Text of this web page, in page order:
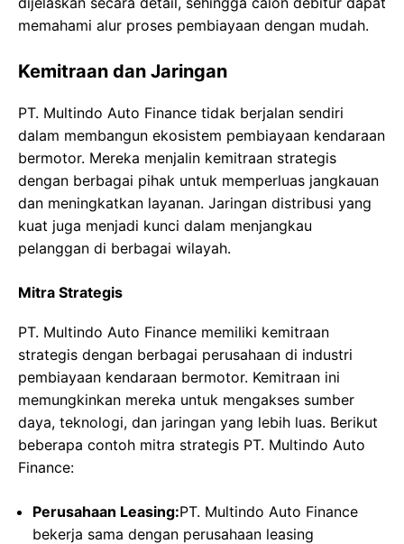
memahami alur proses pembiayaan dengan mudah.
Kemitraan dan Jaringan
PT. Multindo Auto Finance tidak berjalan sendiri
dalam membangun ekosistem pembiayaan kendaraan
bermotor. Mereka menjalin kemitraan strategis
dengan berbagai pihak untuk memperluas jangkauan
dan meningkatkan layanan. Jaringan distribusi yang
kuat juga menjadi kunci dalam menjangkau
pelanggan di berbagai wilayah.
Mitra Strategis
PT. Multindo Auto Finance memiliki kemitraan
strategis dengan berbagai perusahaan di industri
pembiayaan kendaraan bermotor. Kemitraan ini
memungkinkan mereka untuk mengakses sumber
daya, teknologi, dan jaringan yang lebih luas. Berikut
beberapa contoh mitra strategis PT. Multindo Auto
Finance:
Perusahaan Leasing:PT. Multindo Auto Finance
bekerja sama dengan perusahaan leasing